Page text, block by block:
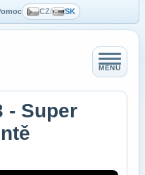
CZ/ SK
MENU
- Super